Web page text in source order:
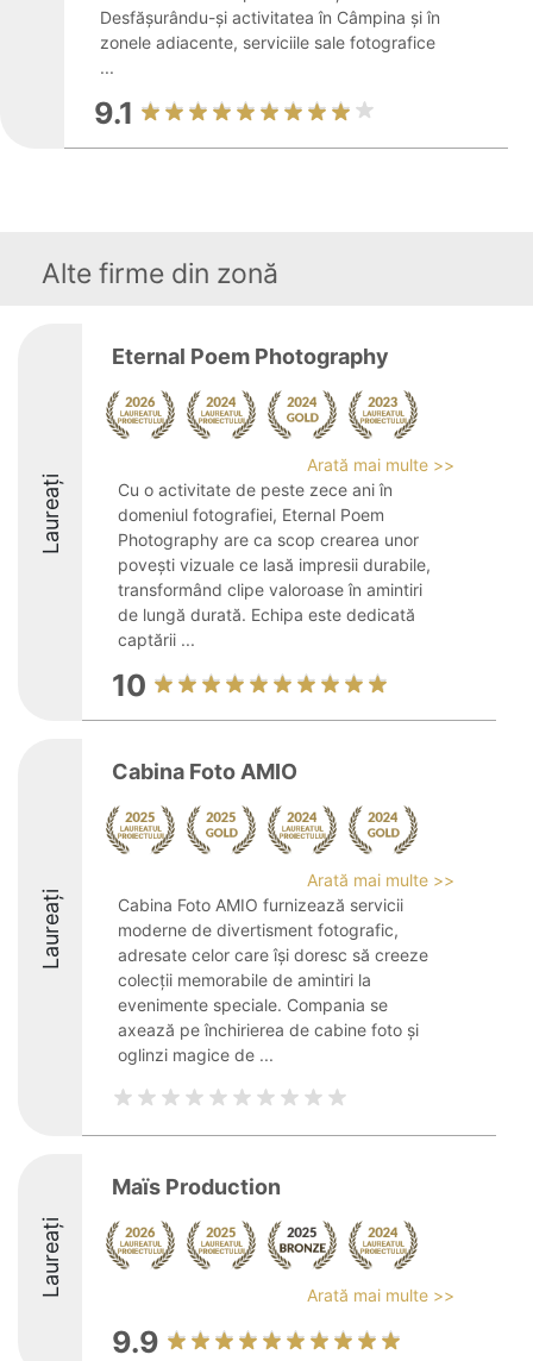
Desfășurându-și activitatea în Câmpina și în
zonele adiacente, serviciile sale fotografice
...
9.1
Alte firme din zonă
Laureați
Eternal Poem Photography
Arată mai multe >>
Cu o activitate de peste zece ani în
domeniul fotografiei, Eternal Poem
Photography are ca scop crearea unor
povești vizuale ce lasă impresii durabile,
transformând clipe valoroase în amintiri
de lungă durată. Echipa este dedicată
captării ...
10
Laureați
Cabina Foto AMIO
Arată mai multe >>
Cabina Foto AMIO furnizează servicii
moderne de divertisment fotografic,
adresate celor care își doresc să creeze
colecții memorabile de amintiri la
evenimente speciale. Compania se
axează pe închirierea de cabine foto și
oglinzi magice de ...
Laureați
Maïs Production
Arată mai multe >>
9.9